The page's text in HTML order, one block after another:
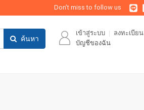
Don’t miss to follow us
ค้นหา
เข้าสู่ระบบ
ลงทะเบียน
บัญชีของฉัน